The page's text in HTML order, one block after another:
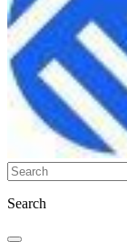
Search